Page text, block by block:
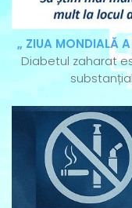
„ ZIUA MONDIALĂ
Diabetul zaharat